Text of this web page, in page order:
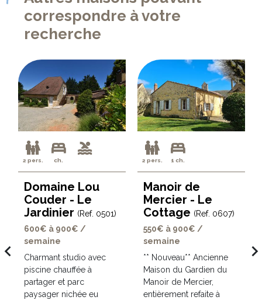
correspondre à votre
recherche
2 pers. ch.
Domaine Lou
Couder - Le
Jardinier (Ref. 0501)
600€ à 900€ /
semaine
Charmant studio avec
piscine chauffée à
partager et parc
paysager nichée eu
2 pers. 1 ch.
Manoir de
Mercier - Le
Cottage (Ref. 0607)
550€ à 900€ /
semaine
** Nouveau** Ancienne
Maison du Gardien du
Manoir de Mercier,
entièrement refaite à